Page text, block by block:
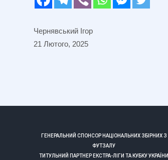
Чернявський Ігор
21 Лютого, 2025
ГЕНЕРАЛЬНИЙ СПОНСОР НАЦІОНАЛЬНИХ ЗБІРНИХ З
ФУТЗАЛУ
ТИТУЛЬНИЙ ПАРТНЕР ЕКСТРА-ЛІГИ ТА КУБКУ УКРАЇНИ